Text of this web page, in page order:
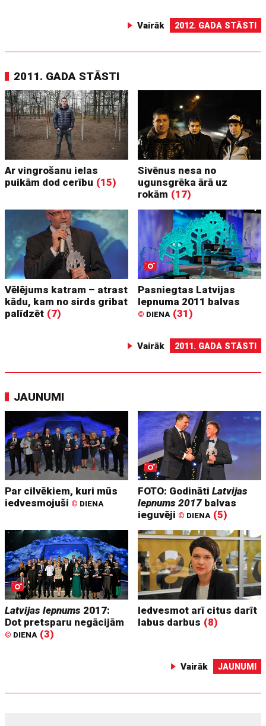
Vairāk 2012. GADA STĀSTI
2011. GADA STĀSTI
Ar vingrošanu ielas
puikām dod cerību (15)
Sivēnus nesa no
ugunsgrēka ārā uz
rokām (17)
Vēlējums katram – atrast
kādu, kam no sirds gribat
palīdzēt (7)
Pasniegtas Latvijas
lepnuma 2011 balvas
© DIENA (31)
Vairāk 2011. GADA STĀSTI
JAUNUMI
Par cilvēkiem, kuri mūs
iedvesmojuši © DIENA
FOTO: GodinātiLatvijas
lepnums 2017 balvas
ieguvēji © DIENA (5)
Latvijas lepnums 2017:
Dot pretsparu negācijām
© DIENA (3)
Iedvesmot arī citus darīt
labus darbus (8)
Vairāk JAUNUMI